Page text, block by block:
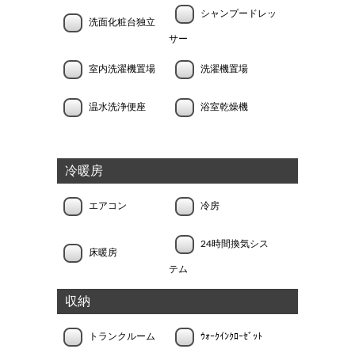
洗面化粧台独立
シャンプードレッ
サー
室内洗濯機置場 洗濯機置場
温水洗浄便座 浴室乾燥機
冷暖房
エアコン 冷房
床暖房
24時間換気シス
テム
収納
トランクルーム ｳｫｰｸｲﾝｸﾛｰｾﾞｯﾄ